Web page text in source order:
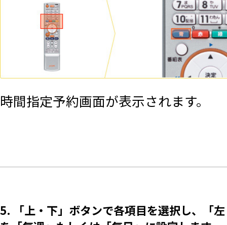
時間指定予約画面が表示されます。
5. 「上・下」ボタンで各項目を選択し、「